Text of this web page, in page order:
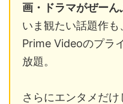
画・ドラマがぜーん
いま観たい話題作も
Prime Videoのプラ
放題。
さらにエンタメだ